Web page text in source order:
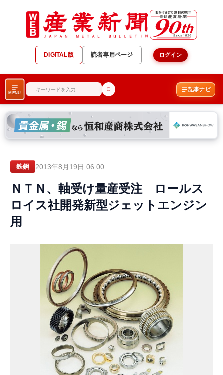
DIGITAL版 読者専用ページ ログイン
MENU
記事ナビ
鉄鋼 2013年8月19日 06:00
ＮＴＮ、軸受け量産受注 ロールス
ロイス社開発新型ジェットエンジン
用